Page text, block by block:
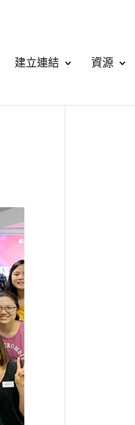
建立連結 資源